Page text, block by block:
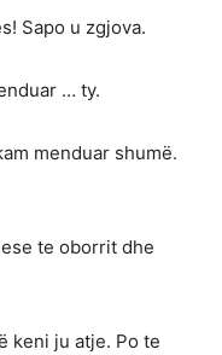
Sapo u zgjova.
… ty.
menduar shumë.
te oborrit dhe
keni ju atje. Po te